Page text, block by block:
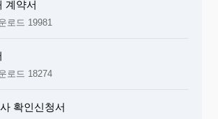
계약서
로드 19981
로드 18274
확인신청서